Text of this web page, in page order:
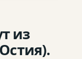
из